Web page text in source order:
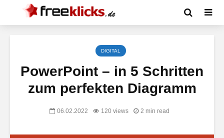
DIGITAL
PowerPoint – in 5 Schritten
zum perfekten Diagramm
06.02.2022 120 views 2 min read